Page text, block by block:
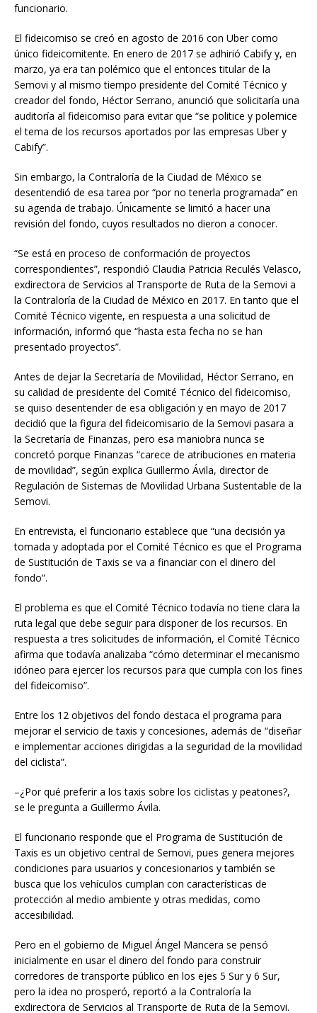
funcionario.
El fideicomiso se creó en agosto de 2016 con Uber como
único fideicomitente. En enero de 2017 se adhirió Cabify y, en
marzo, ya era tan polémico que el entonces titular de la
Semovi y al mismo tiempo presidente del Comité Técnico y
creador del fondo, Héctor Serrano, anunció que solicitaría una
auditoría al fideicomiso para evitar que “se politice y polemice
el tema de los recursos aportados por las empresas Uber y
Cabify”.
Sin embargo, la Contraloría de la Ciudad de México se
desentendió de esa tarea por “por no tenerla programada” en
su agenda de trabajo. Únicamente se limitó a hacer una
revisión del fondo, cuyos resultados no dieron a conocer.
“Se está en proceso de conformación de proyectos
correspondientes”, respondió Claudia Patricia Reculés Velasco,
exdirectora de Servicios al Transporte de Ruta de la Semovi a
la Contraloría de la Ciudad de México en 2017. En tanto que el
Comité Técnico vigente, en respuesta a una solicitud de
información, informó que “hasta esta fecha no se han
presentado proyectos”.
Antes de dejar la Secretaría de Movilidad, Héctor Serrano, en
su calidad de presidente del Comité Técnico del fideicomiso,
se quiso desentender de esa obligación y en mayo de 2017
decidió que la figura del fideicomisario de la Semovi pasara a
la Secretaría de Finanzas, pero esa maniobra nunca se
concretó porque Finanzas “carece de atribuciones en materia
de movilidad”, según explica Guillermo Ávila, director de
Regulación de Sistemas de Movilidad Urbana Sustentable de la
Semovi.
En entrevista, el funcionario establece que “una decisión ya
tomada y adoptada por el Comité Técnico es que el Programa
de Sustitución de Taxis se va a financiar con el dinero del
fondo”.
El problema es que el Comité Técnico todavía no tiene clara la
ruta legal que debe seguir para disponer de los recursos. En
respuesta a tres solicitudes de información, el Comité Técnico
afirma que todavía analizaba “cómo determinar el mecanismo
idóneo para ejercer los recursos para que cumpla con los fines
del fideicomiso”.
Entre los 12 objetivos del fondo destaca el programa para
mejorar el servicio de taxis y concesiones, además de “diseñar
e implementar acciones dirigidas a la seguridad de la movilidad
del ciclista”.
–¿Por qué preferir a los taxis sobre los ciclistas y peatones?,
se le pregunta a Guillermo Ávila.
El funcionario responde que el Programa de Sustitución de
Taxis es un objetivo central de Semovi, pues genera mejores
condiciones para usuarios y concesionarios y también se
busca que los vehículos cumplan con características de
protección al medio ambiente y otras medidas, como
accesibilidad.
Pero en el gobierno de Miguel Ángel Mancera se pensó
inicialmente en usar el dinero del fondo para construir
corredores de transporte público en los ejes 5 Sur y 6 Sur,
pero la idea no prosperó, reportó a la Contraloría la
exdirectora de Servicios al Transporte de Ruta de la Semovi.